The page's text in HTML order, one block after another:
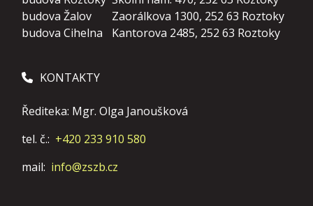
budova Žalov
Zaorálkova 1300, 252 63 Roztoky
budova Cihelna
Kantorova 2485, 252 63 Roztoky
KONTAKTY
Řediteka: Mgr. Olga Janoušková
tel. č.: +420 233 910 580
mail: info@zszb.cz